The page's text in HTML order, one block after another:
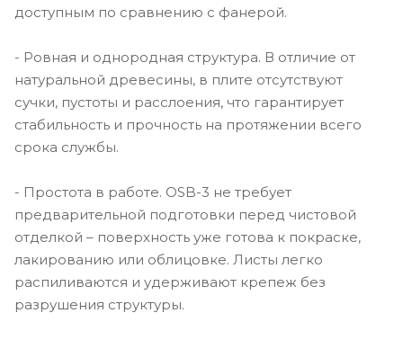
доступным по сравнению с фанерой.
- Ровная и однородная структура. В отличие от
натуральной древесины, в плите отсутствуют
сучки, пустоты и расслоения, что гарантирует
стабильность и прочность на протяжении всего
срока службы.
- Простота в работе. OSB-3 не требует
предварительной подготовки перед чистовой
отделкой – поверхность уже готова к покраске,
лакированию или облицовке. Листы легко
распиливаются и удерживают крепеж без
разрушения структуры.